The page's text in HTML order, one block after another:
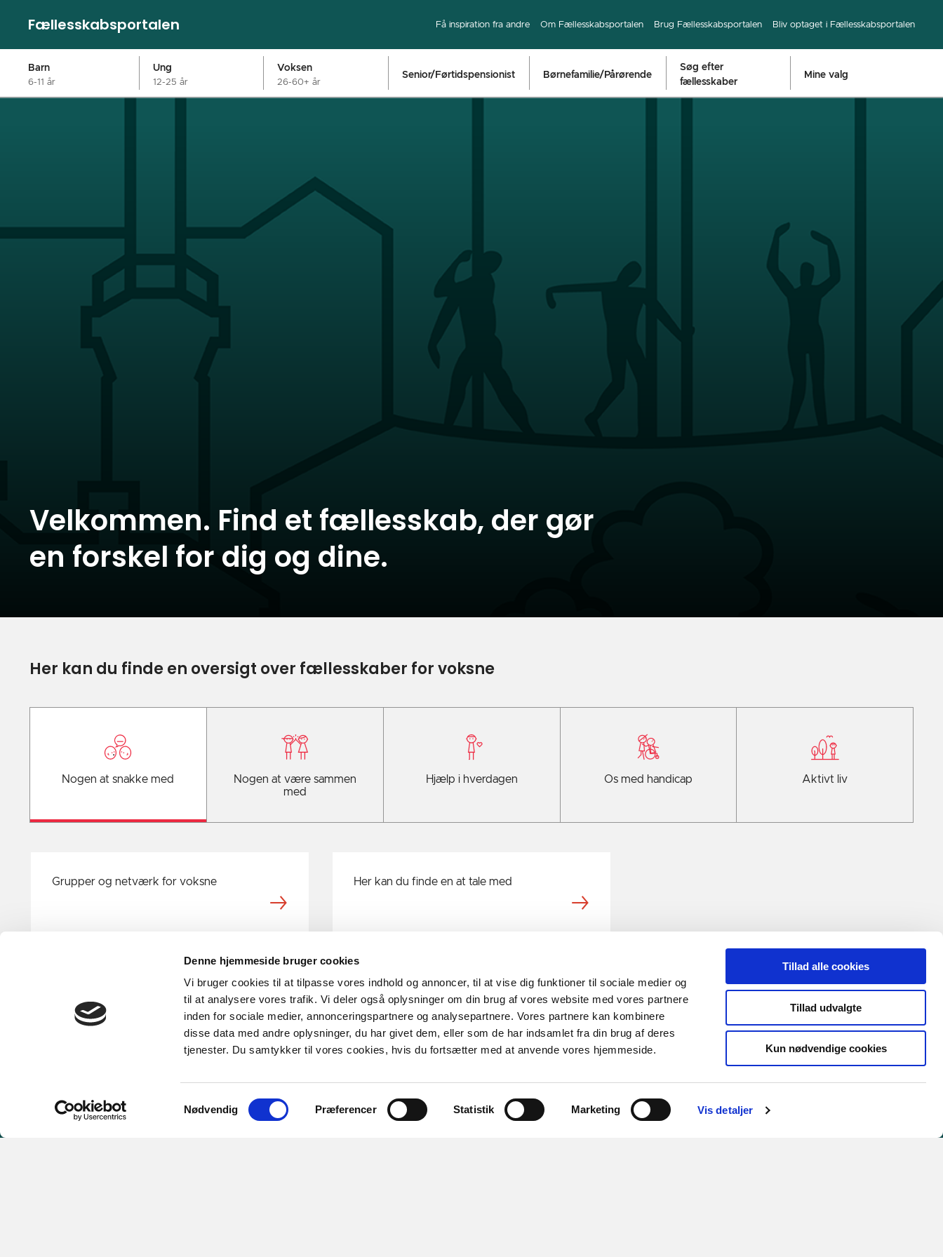
Denne hjemmeside bruger cookies
Vi bruger cookies til at tilpasse vores indhold og annoncer, til at vise dig funktioner til sociale medier og
til at analysere vores trafik. Vi deler også oplysninger om din brug af vores website med vores partnere
inden for sociale medier, annonceringspartnere og analysepartnere. Vores partnere kan kombinere
disse data med andre oplysninger, du har givet dem, eller som de har indsamlet fra din brug af deres
tjenester. Du samtykker til vores cookies, hvis du fortsætter med at anvende vores hjemmeside.
Samtykkevalg
Nødvendig Præferencer Statistik Marketing Vis detaljer
Tillad alle cookies
Tillad udvalgte
Kun nødvendige cookies
Fællesskabsportalen Få inspiration fra andre Om Fællesskabsportalen Brug Fællesskabsportalen Bliv optaget i Fællesskabsportalen
Barn
6-11 år
Ung
12-25 år
Voksen
26-60+ år
Senior/Førtidspensionist Børnefamilie/Pårørende
Søg efter
fællesskaber
Mine valg
Velkommen. Find et fællesskab, der gør
en forskel for dig og dine.
Her kan du finde en oversigt over fællesskaber for voksne
Nogen at snakke med
Nogen at være sammen
med
Hjælp i hverdagen Os med handicap Aktivt liv
Grupper og netværk for voksne Her kan du finde en at tale med
Tilgængelighed
Få siden læst højt